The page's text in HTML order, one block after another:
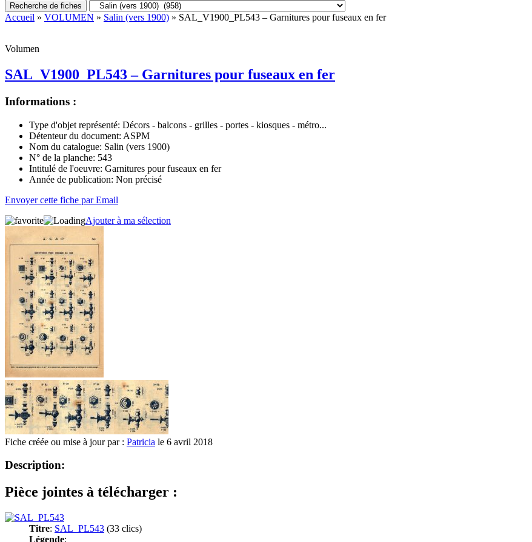
Recherche de fiches
Accueil » VOLUMEN » Salin (vers 1900) » SAL_V1900_PL543 – Garnitures pour fuseaux en fer
Volumen
SAL_V1900_PL543 – Garnitures pour fuseaux en fer
Informations :
Type d'objet représenté: Décors - balcons - grilles - portes - kiosques - métro...
Détenteur du document: ASPM
Nom du catalogue: Salin (vers 1900)
N° de la planche: 543
Intitulé de l'oeuvre: Garnitures pour fuseaux en fer
Année de publication: Non précisé
Envoyer cette fiche par Email
Ajouter à ma sélection
Fiche créée ou mise à jour par : Patricia le 6 avril 2018
Description:
Pièce jointes à télécharger :
Titre: SAL_PL543 (33 clics)
Légende: